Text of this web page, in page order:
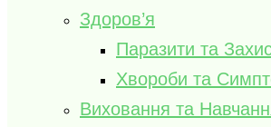
Здоров’я
Паразити та
Хвороби та
Виховання та